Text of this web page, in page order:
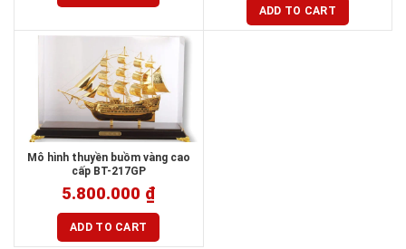
ADD TO CART
Mô hình thuyền buồm vàng cao
cấp BT-217GP
5.800.000 ₫
ADD TO CART